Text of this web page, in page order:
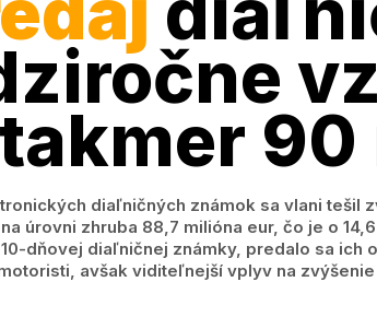
takmer
diaľničných známok sa vlani tešil
úrovni zhruba 88,7 milióna eur, čo je o
dňovej diaľničnej známky, predalo sa ich
avšak viditeľnejší vplyv na